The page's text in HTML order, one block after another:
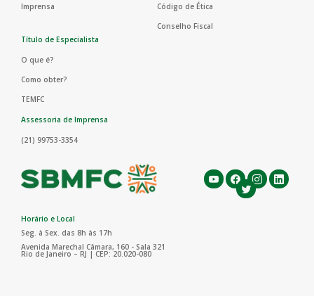
Imprensa
Código de Ética
Conselho Fiscal
Título de Especialista
O que é?
Como obter?
TEMFC
Assessoria de Imprensa
(21) 99753-3354
Horário e Local
Seg. à Sex. das 8h às 17h
Avenida Marechal Câmara, 160 - Sala 321
Rio de Janeiro – RJ | CEP: 20.020-080